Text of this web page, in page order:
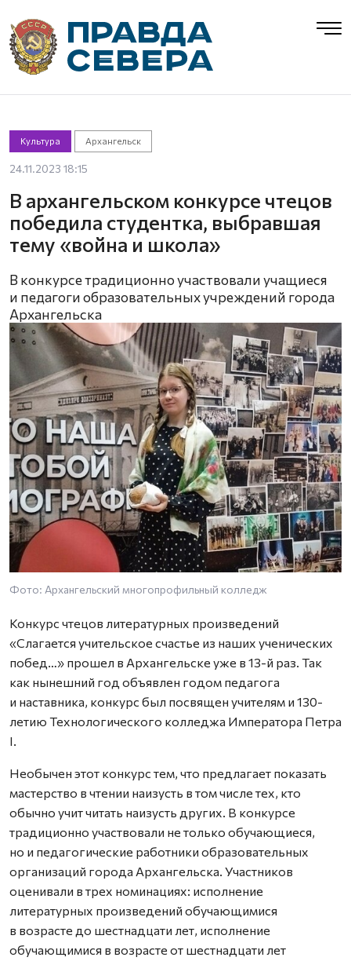
Культура Архангельск
24.11.2023 18:15
В архангельском конкурсе чтецов
победила студентка, выбравшая
тему «война и школа»
В конкурсе традиционно участвовали учащиеся
и педагоги образовательных учреждений города
Архангельска
Фото: Архангельский многопрофильный колледж
Конкурс чтецов литературных произведений
«Слагается учительское счастье из наших ученических
побед…» прошел в Архангельске уже в 13-й раз. Так
как нынешний год объявлен годом педагога
и наставника, конкурс был посвящен учителям и 130-
летию Технологического колледжа Императора Петра
I.
Необычен этот конкурс тем, что предлагает показать
мастерство в чтении наизусть в том числе тех, кто
обычно учит читать наизусть других. В конкурсе
традиционно участвовали не только обучающиеся,
но и педагогические работники образовательных
организаций города Архангельска. Участников
оценивали в трех номинациях: исполнение
литературных произведений обучающимися
в возрасте до шестнадцати лет, исполнение
обучающимися в возрасте от шестнадцати лет